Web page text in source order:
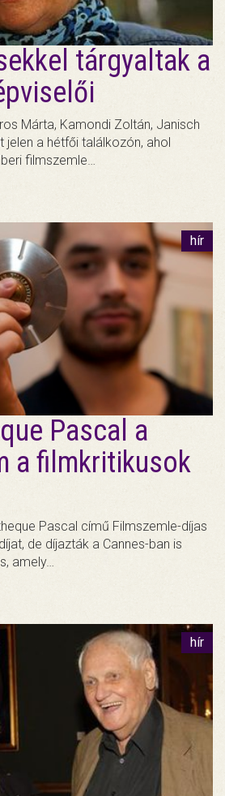
tárgyaltak a
Márta, Kamondi Zoltán, Janisch
jelen a hétfői találkozón, ahol
filmszemle…
hír
Pascal a
a filmkritikusok
Pascal című Filmszemle-díjas
de díjazták a Cannes-ban is
amely…
hír